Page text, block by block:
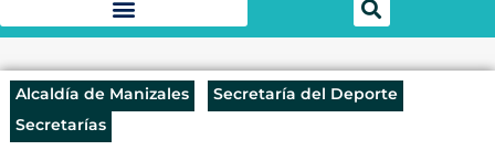
Alcaldía de Manizales
Secretaría del Deporte
Secretarías